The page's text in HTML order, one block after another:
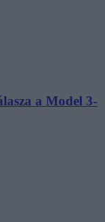
a Model 3-